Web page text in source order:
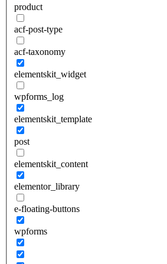
product
acf-post-type
acf-taxonomy
elementskit_widget
wpforms_log
elementskit_template
post
elementskit_content
elementor_library
e-floating-buttons
wpforms